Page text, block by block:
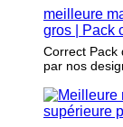
meilleure
gros | Pack
Correct Pack
par nos